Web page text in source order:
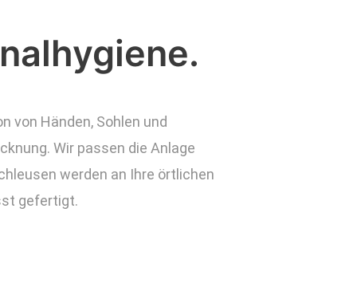
von Händen, Sohlen und
Wir passen die Anlage
werden an Ihre örtlichen
gefertigt.